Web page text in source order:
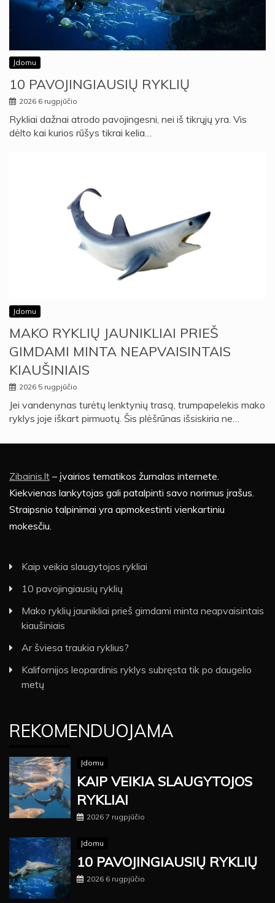
Įdomu
10 PAVOJINGIAUSIŲ RYKLIŲ
2026 6 rugpjūčio
Rykliai dažnai atrodo pavojingesni, nei iš tikrųjų yra. Vis
dėlto kai kurios rūšys tikrai kelia…
Įdomu
MAKO RYKLIŲ JAUNIKLIAI PRIEŠ
GIMDAMI MINTA NEAPVAISINTAIS
KIAUŠINIAIS
2026 5 rugpjūčio
Jei vandenynas turėtų lenktynių trasą, trumpapelekis mako
ryklys joje iškart pirmuotų. Šis plėšrūnas išsiskiria ne…
Zibainis.lt – įvairios tematikos žurnalas internete.
Kiekvienas lankytojas gali patalpinti savo norimus įrašus.
Straipsnio talpinimai yra apmokestinti vienkartiniu
mokesčiu.
Kaip veikia slaugytojos rykliai
10 pavojingiausių ryklių
Mako ryklių jaunikliai prieš gimdami minta neapvaisintais
kiaušiniais
Ar šviesa traukia ryklius?
Kalifornijos leopardinis ryklys subręsta tik po daugelio
metų
REKOMENDUOJAMA
Įdomu
KAIP VEIKIA SLAUGYTOJOS
RYKLIAI
2026 7 rugpjūčio
Įdomu
10 PAVOJINGIAUSIŲ RYKLIŲ
2026 6 rugpjūčio